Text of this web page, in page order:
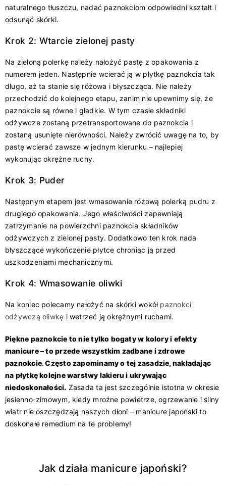
naturalnego tłuszczu, nadać paznokciom odpowiedni kształt i
odsunąć skórki.
Krok 2: Wtarcie zielonej pasty
Na zieloną polerkę należy nałożyć pastę z opakowania z
numerem jeden. Następnie wcierać ją w płytkę paznokcia tak
długo, aż ta stanie się różowa i błyszcząca. Nie należy
przechodzić do kolejnego etapu, zanim nie upewnimy się, że
paznokcie są równe i gładkie. W tym czasie składniki
odżywcze zostaną przetransportowane do paznokcia i
zostaną usunięte nierówności. Należy zwrócić uwagę na to, by
pastę wcierać zawsze w jednym kierunku – najlepiej
wykonując okrężne ruchy.
Krok 3: Puder
Następnym etapem jest wmasowanie różową polerką pudru z
drugiego opakowania. Jego właściwości zapewniają
zatrzymanie na powierzchni paznokcia składników
odżywczych z zielonej pasty. Dodatkowo ten krok nada
błyszczące wykończenie płytce chroniąc ją przed
uszkodzeniami mechanicznymi.
Krok 4: Wmasowanie oliwki
Na koniec polecamy nałożyć na skórki wokół paznokci
odżywczą oliwkę i wetrzeć ją okrężnymi ruchami.
Piękne paznokcie to nie tylko bogaty w kolory i efekty
manicure – to przede wszystkim zadbane i zdrowe
paznokcie. Często zapominamy o tej zasadzie, nakładając
na płytkę kolejne warstwy lakieru i ukrywając
niedoskonałości. Zasada ta jest szczególnie istotna w okresie
jesienno-zimowym, kiedy mroźne powietrze, ogrzewanie i silny
wiatr nie oszczędzają naszych dłoni – manicure japoński to
doskonałe remedium na te problemy!
Jak działa manicure japoński?